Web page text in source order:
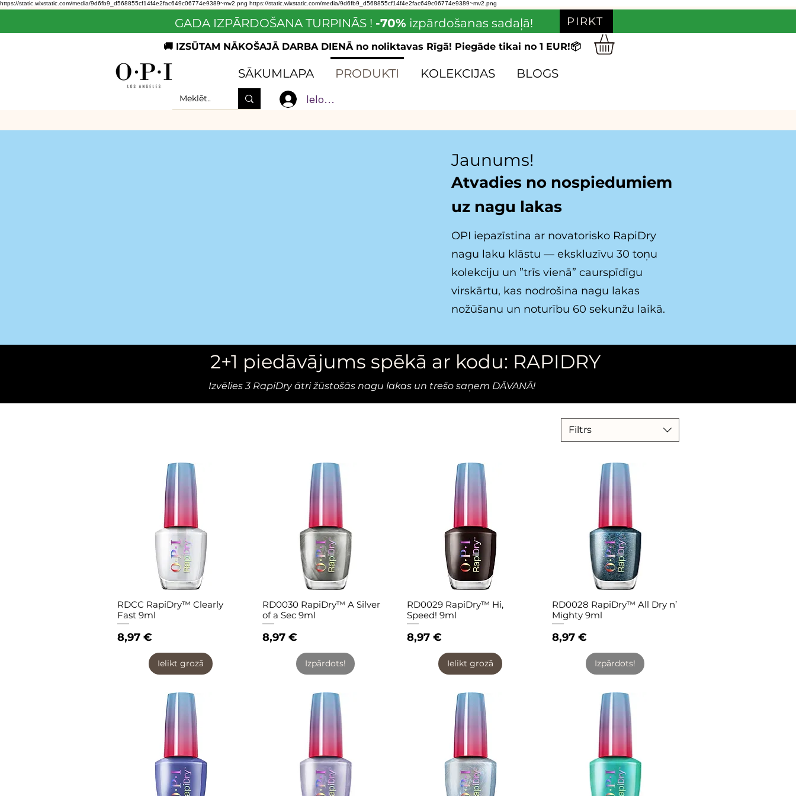
https://static.wixstatic.com/media/9d6fb9_d568855cf14f4e2fac649c06774e9389~mv2.png https://static.wixstatic.com/media/9d6fb9_d568855cf14f4e2fac649c06774e9389~mv2.png
GADA IZPĀRDOŠANA TURPINĀS ! -70% izpārdošanas sadaļā! PIRKT
🚚 IZSŪTAM NĀKOŠAJĀ DARBA DIENĀ no noliktavas Rīgā! Piegāde tikai no 1 EUR!📦
Ielogoties
SĀKUMLAPA PRODUKTI KOLEKCIJAS BLOGS
Jaunums!
Atvadies no nospiedumiem
uz nagu lakas
OPI iepazīstina ar novatorisko RapiDry
nagu laku klāstu — ekskluzīvu 30 toņu
kolekciju un ”trīs vienā” caurspīdīgu
virskārtu, kas nodrošina nagu lakas
nožūšanu un noturību 60 sekunžu laikā.
2+1 piedāvājums spēkā ar kodu: RAPIDRY
Izvēlies 3 RapiDry ātri žūstošās nagu lakas un trešo saņem DĀVANĀ!
Filtrs
Quick View
RDCC RapiDry™ Clearly
Fast 9ml
Price
8,97 €
Ielikt grozā
Quick View
RD0030 RapiDry™ A Silver
of a Sec 9ml
Price
8,97 €
Izpārdots!
Quick View
RD0029 RapiDry™ Hi,
Speed! 9ml
Price
8,97 €
Ielikt grozā
Quick View
RD0028 RapiDry™ All Dry n’
Mighty 9ml
Price
8,97 €
Izpārdots!